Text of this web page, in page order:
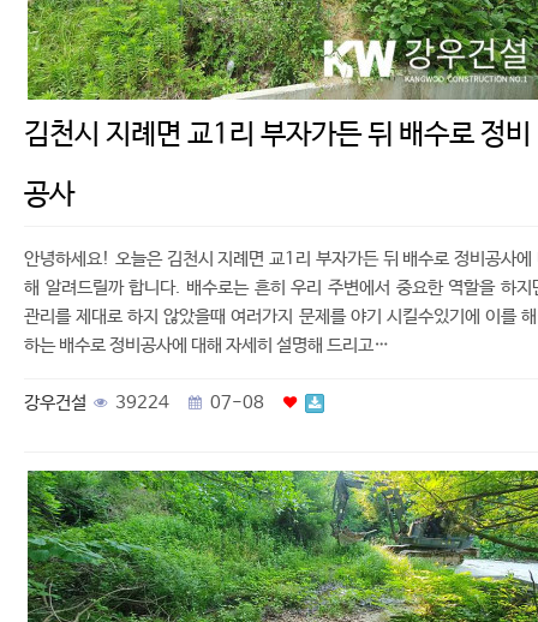
김천시 지례면 교1리 부자가든 뒤 배수로 정비
공사
안녕하세요! 오늘은 김천시 지례면 교1리 부자가든 뒤 배수로 정비공사에
해 알려드릴까 합니다. 배수로는 흔히 우리 주변에서 중요한 역할을 하지
관리를 제대로 하지 않았을때 여러가지 문제를 야기 시킬수있기에 이를
하는 배수로 정비공사에 대해 자세히 설명해 드리고…
강우건설 39224 07-08